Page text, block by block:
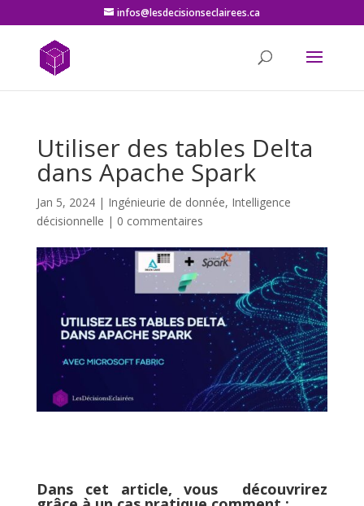
infos@lesdecisionseclairees.ca
Utiliser des tables Delta
dans Apache Spark
Jan 5, 2024| Ingénieurie de donnée, Intelligence
décisionnelle | 0 commentaires
Dans cet article, vous découvrirez